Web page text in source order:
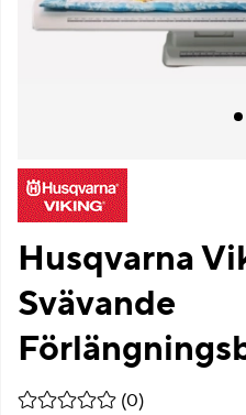
Husqvarna
Svävande
Medelbetyg 0 av 5 Antal
(0)